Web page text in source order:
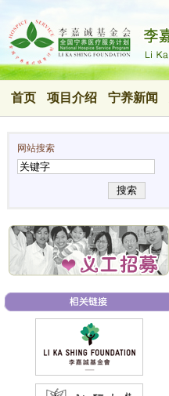
首页 项目介绍 宁养新闻
网站搜索
搜索